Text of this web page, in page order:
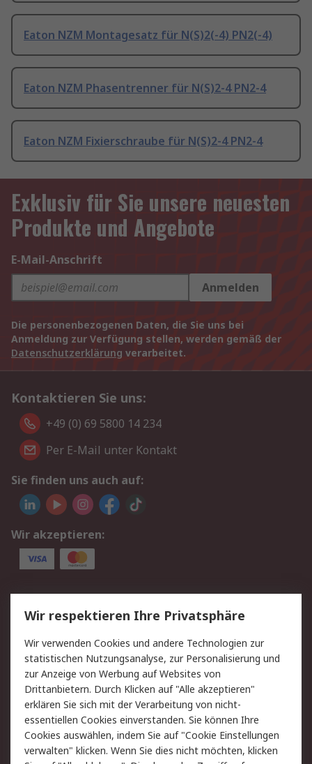
Eaton NZM Montagesatz für N(S)2(-4) PN2(-4)
Eaton NZM Phasentrenner für N(S)2-4 PN2-4
Eaton NZM Fixierschraube für N(S)2-4 PN2-4
Exklusiv für Sie unsere neuesten
Produkte und Angebote
E-Mail-Anschrift
Anmelden
Die personenbezogenen Daten, die Sie uns bei
Anmeldung zur Verfügung stellen, werden gemäß der
Datenschutzerklärung verarbeitet.
Kontaktieren Sie uns:
+49 (0) 69 5800 14 234
Per E-Mail unter Kontakt
Sie finden uns auch auf:
Wir akzeptieren:
Service
Value Added Services
Lieferlösungen
Rücksendungen
Kontakt
Hilfe
Privatkunden
Rechtliches
AGB
Datenschutz
Cookie-Richtlinie
Zahlungsbedingungen
Wir respektieren Ihre Privatsphäre
Wir verwenden Cookies und andere Technologien zur
statistischen Nutzungsanalyse, zur Personalisierung und
zur Anzeige von Werbung auf Websites von
Drittanbietern. Durch Klicken auf "Alle akzeptieren"
erklären Sie sich mit der Verarbeitung von nicht-
essentiellen Cookies einverstanden. Sie können Ihre
Cookies auswählen, indem Sie auf "Cookie Einstellungen
verwalten" klicken. Wenn Sie dies nicht möchten, klicken